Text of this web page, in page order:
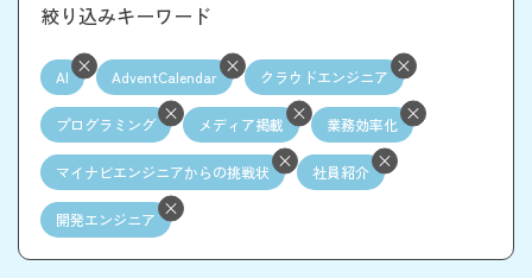
絞り込みキーワード
AI AdventCalendar クラウドエンジニア
プログラミング メディア掲載 業務効率化
マイナビエンジニアからの挑戦状 社員紹介
開発エンジニア